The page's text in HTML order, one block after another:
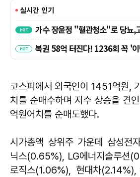
코스피에서 외국인이 1451억원,
치를 순매수하며 지수 상승을 견
억원어치를 순매도했다.
시가총액 상위주 가운데 삼성전
닉스(0.65%), LG에너지솔루션
로직스(1.06%), 현대차